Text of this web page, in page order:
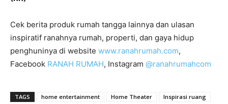
Cek berita produk rumah tangga lainnya dan ulasan
inspiratif ranahnya rumah, properti, dan gaya hidup
penghuninya di website www.ranahrumah.com,
Facebook RANAH RUMAH, Instagram @ranahrumahcom
TAGS home entertainment Home Theater
Inspirasi ruang